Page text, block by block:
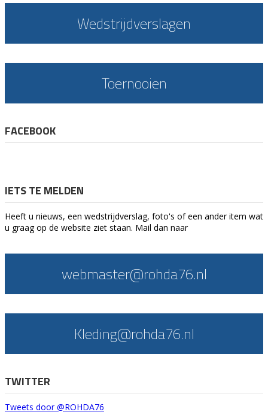
Wedstrijdverslagen
Toernooien
FACEBOOK
IETS TE MELDEN
Heeft u nieuws, een wedstrijdverslag, foto's of een ander item wat
u graag op de website ziet staan. Mail dan naar
webmaster@rohda76.nl
Kleding@rohda76.nl
TWITTER
Tweets door @ROHDA76